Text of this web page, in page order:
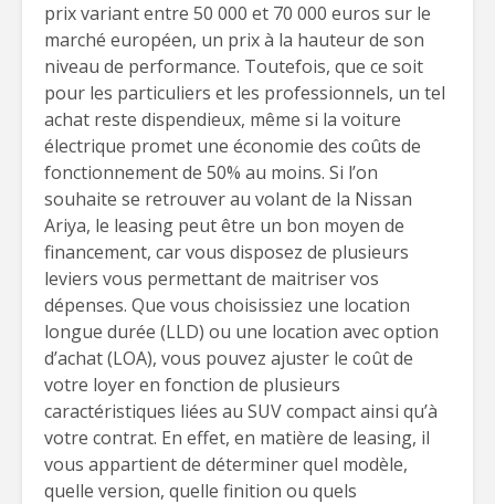
prix variant entre 50 000 et 70 000 euros sur le
marché européen, un prix à la hauteur de son
niveau de performance. Toutefois, que ce soit
pour les particuliers et les professionnels, un tel
achat reste dispendieux, même si la voiture
électrique promet une économie des coûts de
fonctionnement de 50% au moins. Si l’on
souhaite se retrouver au volant de la Nissan
Ariya, le leasing peut être un bon moyen de
financement, car vous disposez de plusieurs
leviers vous permettant de maitriser vos
dépenses. Que vous choisissiez une location
longue durée (LLD) ou une location avec option
d’achat (LOA), vous pouvez ajuster le coût de
votre loyer en fonction de plusieurs
caractéristiques liées au SUV compact ainsi qu’à
votre contrat. En effet, en matière de leasing, il
vous appartient de déterminer quel modèle,
quelle version, quelle finition ou quels